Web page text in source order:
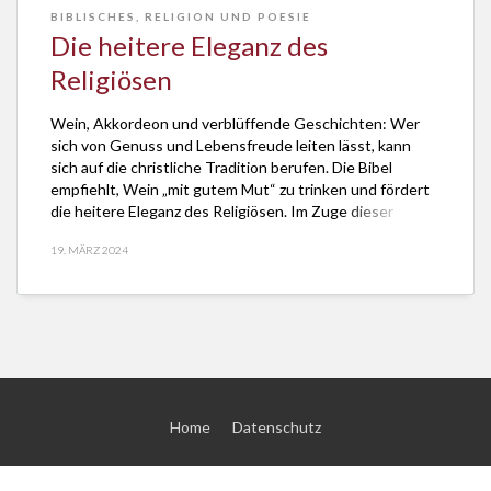
BIBLISCHES RELIGION UND POESIE
Die heitere Eleganz des
Religiösen
Wein, Akkordeon und verblüffende Geschichten: Wer
sich von Genuss und Lebensfreude leiten lässt, kann
sich auf die christliche Tradition berufen. Die Bibel
empfiehlt, Wein „mit gutem Mut“ zu trinken und fördert
die heitere Eleganz des Religiösen. Im Zuge dieser
der Citykirche in Kaiserslautern am Freitag, 26. April
19. MÄRZ 2024
Home Datenschutz